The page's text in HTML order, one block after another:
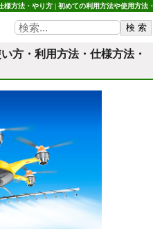
方法・やり方 | 初めての利用方法や使用方法
方・利用方法・仕様方法・